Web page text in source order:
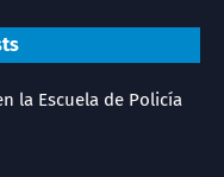
la Escuela de Policía